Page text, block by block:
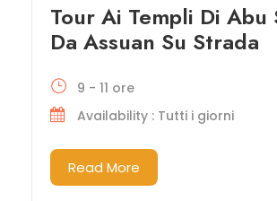
Tour Ai Templi Di Abu
Da Assuan Su Strada
9 - 11 ore
Availability : Tutti i giorni
Read More